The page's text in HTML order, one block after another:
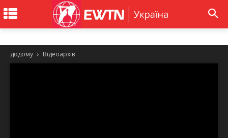
додому Відеоархів